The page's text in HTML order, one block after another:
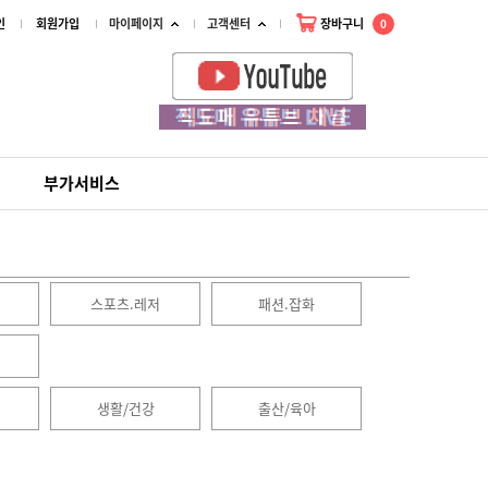
회원가입 마이페이지 고객센터 장바구니 0
부가서비스
스포츠.레저 패션.잡화
생활/건강 출산/육아